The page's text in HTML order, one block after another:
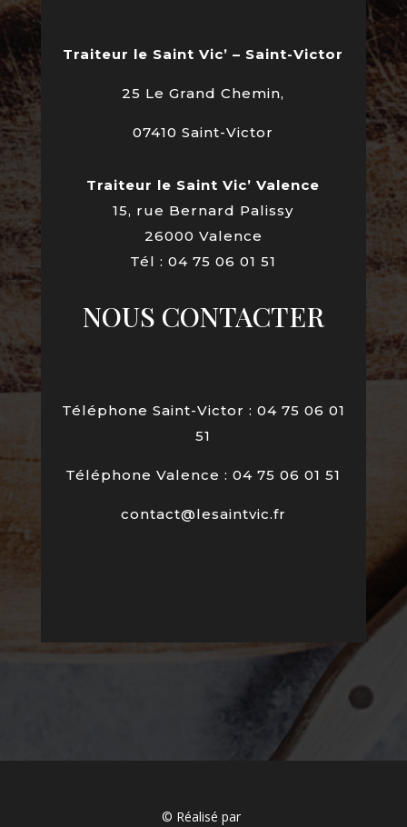
Traiteur le Saint Vic’ – Saint-Victor
25 Le Grand Chemin,
07410 Saint-Victor
Traiteur le Saint Vic’ Valence
15, rue Bernard Palissy
26000 Valence
Tél : 04 75 06 01 51
NOUS CONTACTER
Téléphone Saint-Victor : 04 75 06 01
51
Téléphone Valence : 04 75 06 01 51
contact@lesaintvic.fr
© Réalisé par